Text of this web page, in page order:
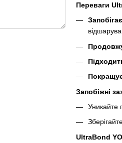
Переваги
Запобіжні
Уникайте
UltraBond